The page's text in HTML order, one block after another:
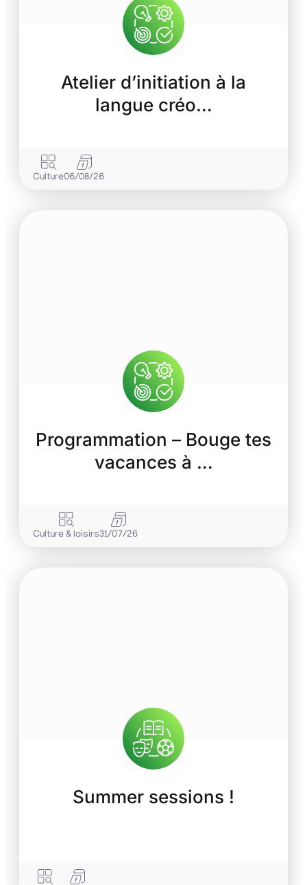
Atelier d’initiation à la
langue créo…
Culture06/08/26
Programmation – Bouge tes
vacances à …
Culture & loisirs31/07/26
Summer sessions !